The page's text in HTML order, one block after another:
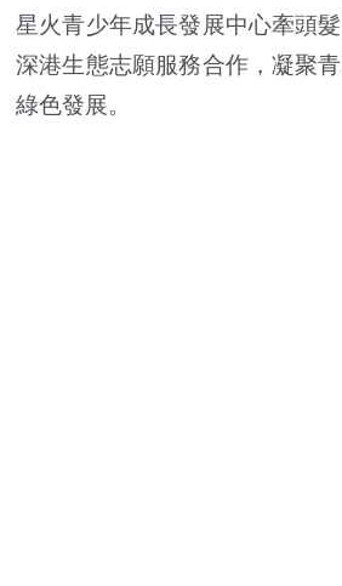
星火青少年成長發展中心牽頭
深港生態志願服務合作，凝聚
綠色發展。